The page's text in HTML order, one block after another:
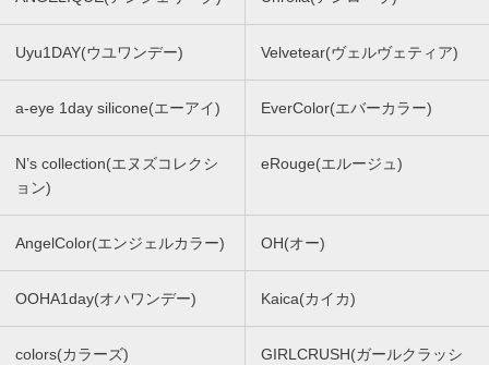
Uyu1DAY(ウユワンデー) Velvetear(ヴェルヴェティア)
a-eye 1day silicone(エーアイ) EverColor(エバーカラー)
N’s collection(エヌズコレクシ
ョン)
eRouge(エルージュ)
AngelColor(エンジェルカラー) OH(オー)
OOHA1day(オハワンデー) Kaica(カイカ)
colors(カラーズ)
GIRLCRUSH(ガールクラッシ